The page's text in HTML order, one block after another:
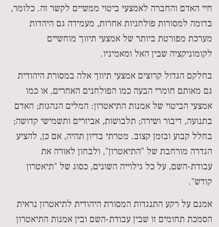
חיי האדם והחברה לאמצעי ביטוי ממשיים לקשר זה. כלומר,
בדומה למסורות פולחניות אחרות, מעמידה גם היהדות
מערכת מפורטת ביותר של אמצעי תיווך מוחשיים
לקומוניקציה שבין האל ומאמיניו.
בחלקם הגדול קרוצים אמצעי תיווך אלה במסורת היהודית
גם מאותם חומרי הבעה כמו הפולחנים האחרים, או כמו
אמצעי הביטוי של אמנות התיאטרון: המלים הנהגות; האדם
בתנועה, דיבור ושירה; תלבושות, אביזרים ותשמישי קדושה;
בחלל קבוע ובזמן קצוב. מטרתי בדיון תהיה, אם כן, להציע
הגדרה מורחבת של "התיאטרון", ולבחון לאורה את
עבודת-השם, על כל גילוייה השונים, כסוג של "תיאטרון
קודש".
אמנם על רקע התנגדות המסורת היהודית לתיאטרון נראית
הסמכת תחומים זו שבין עבודת-השם ובין אמנות התיאטרון